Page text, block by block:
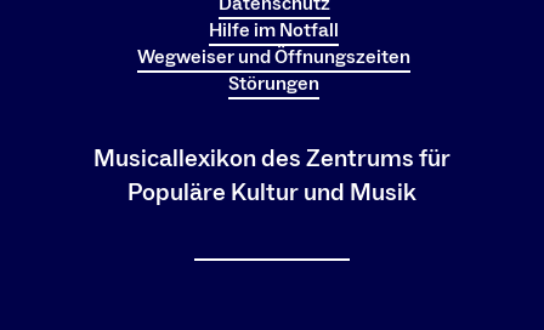
Hilfe im Notfall
Wegweiser und Öffnungszeiten
Störungen
Musicallexikon des Zentrums für
Populäre Kultur und Musik